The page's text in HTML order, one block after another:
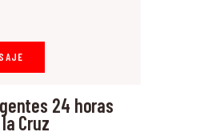
24 horas
Cruz